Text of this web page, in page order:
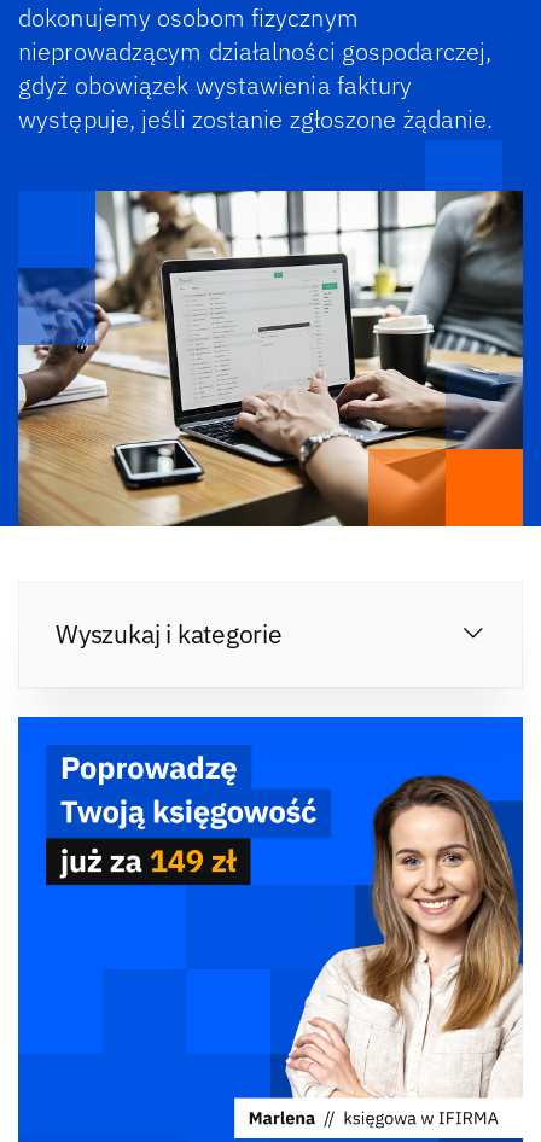
dokonujemy osobom fizycznym
nieprowadzącym działalności gospodarczej,
gdyż obowiązek wystawienia faktury
występuje, jeśli zostanie zgłoszone żądanie.
Wyszukaj i kategorie